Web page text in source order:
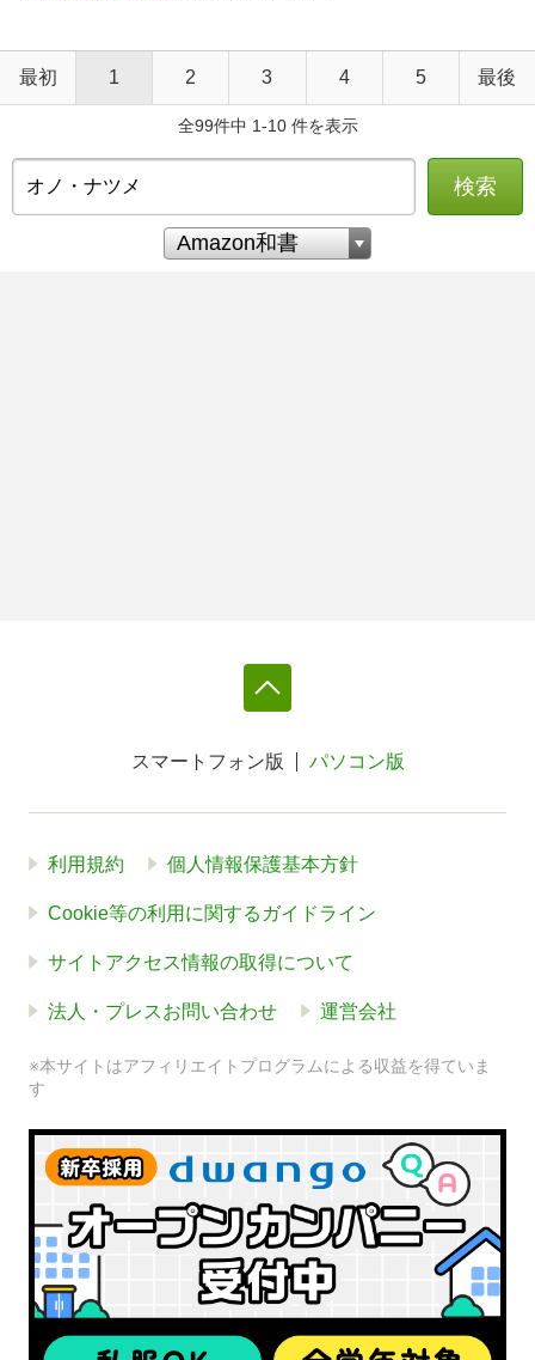
最初 1 2 3 4 5 最後
全99件中 1-10 件を表示
検索
スマートフォン版 パソコン版
利用規約 個人情報保護基本方針
Cookie等の利用に関するガイドライン
サイトアクセス情報の取得について
法人・プレスお問い合わせ 運営会社
※本サイトはアフィリエイトプログラムによる収益を得ていま
す